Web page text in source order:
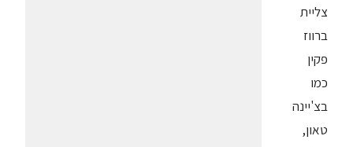
צליית
ברווז
פקין
כמו
בצ'יינה
טאון,